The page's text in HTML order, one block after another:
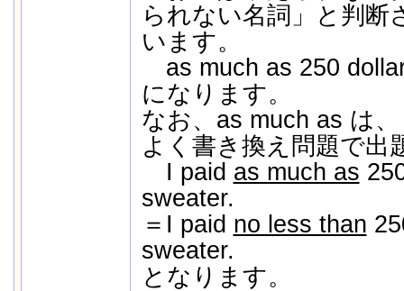
られない名詞」と判断
います。
as much as 250
になります。
なお、as much as は
よく書き換え問題で出
I paid as much as
sweater.
＝I paid no less than
sweater.
となります。